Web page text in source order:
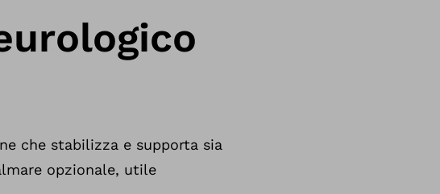
che stabilizza e supporta sia
opzionale, utile